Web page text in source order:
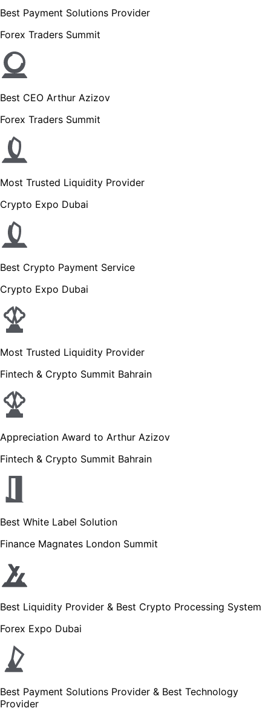
Best Payment Solutions Provider
Forex Traders Summit
Best CEO Arthur Azizov
Forex Traders Summit
Most Trusted Liquidity Provider
Crypto Expo Dubai
Best Crypto Payment Service
Crypto Expo Dubai
Most Trusted Liquidity Provider
Fintech & Crypto Summit Bahrain
Appreciation Award to Arthur Azizov
Fintech & Crypto Summit Bahrain
Best White Label Solution
Finance Magnates London Summit
Best Liquidity Provider & Best Crypto Processing System
Forex Expo Dubai
Best Payment Solutions Provider & Best Technology
Provider